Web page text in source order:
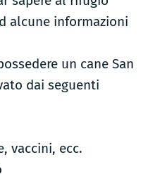
alcune informazioni
un cane San
dai seguenti
vaccini, ecc.